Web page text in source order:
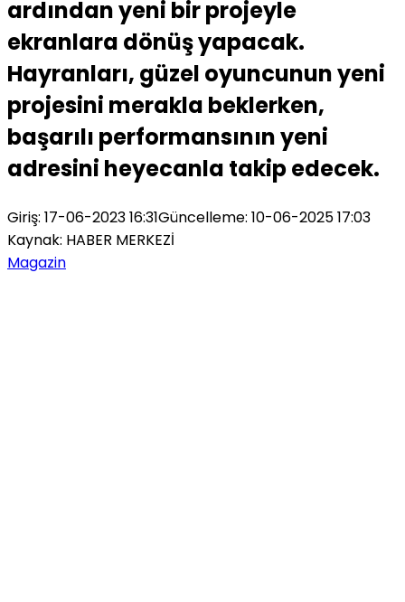
ardından yeni bir projeyle
ekranlara dönüş yapacak.
Hayranları, güzel oyuncunun yeni
projesini merakla beklerken,
başarılı performansının yeni
adresini heyecanla takip edecek.
Giriş: 17-06-2023 16:31Güncelleme: 10-06-2025 17:03
Kaynak: HABER MERKEZİ
Magazin